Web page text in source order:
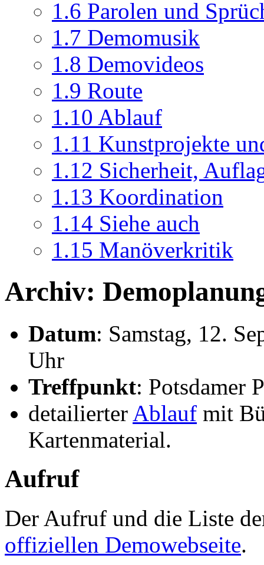
1.6 Parolen und
1.7 Demomusik
1.8 Demovideos
1.9 Route
1.10 Ablauf
1.11 Kunstprojekte
1.12 Sicherheit,
1.13 Koordination
1.14 Siehe auch
1.15 Manöverkritik
Archiv:
Datum: Samstag, 12.
Uhr
Treffpunkt: Potsdamer
detailierter Ablauf mit
Kartenmaterial.
Aufruf
Der Aufruf und die Liste
offiziellen Demowebseite.